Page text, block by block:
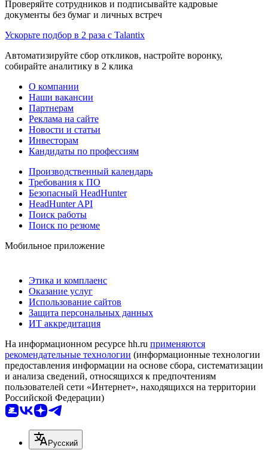
Проверяйте сотрудников и подписывайте кадровые
документы без бумаг и личных встреч
Ускорьте подбор в 2 раза с Talantix
Автоматизируйте сбор откликов, настройте воронку,
собирайте аналитику в 2 клика
О компании
Наши вакансии
Партнерам
Реклама на сайте
Новости и статьи
Инвесторам
Кандидаты по профессиям
Производственный календарь
Требования к ПО
Безопасный HeadHunter
HeadHunter API
Поиск работы
Поиск по резюме
Мобильное приложение
Этика и комплаенс
Оказание услуг
Использование сайтов
Защита персональных данных
ИТ аккредитация
На информационном ресурсе hh.ru применяются
рекомендательные технологии (информационные технологии
предоставления информации на основе сбора, систематизации
и анализа сведений, относящихся к предпочтениям
пользователей сети «Интернет», находящихся на территории
Российской Федерации)
Русский